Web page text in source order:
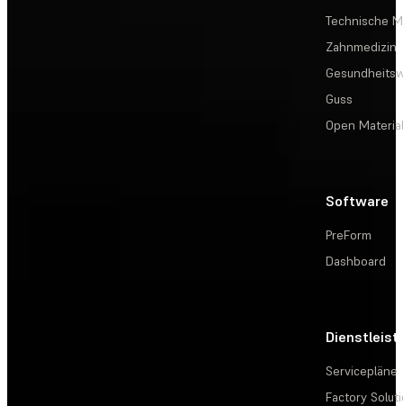
Technische
Zahnmedizin
Guss
Open
Software
PreForm
Dashboard
Servicepläne
Factory